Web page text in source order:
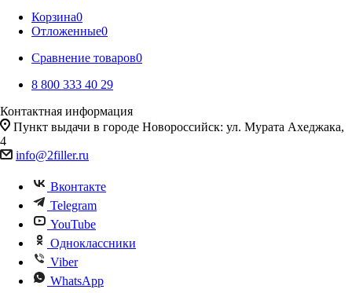
Корзина0
Отложенные0
Сравнение товаров0
8 800 333 40 29
Контактная информация
Пункт выдачи в городе Новороссийск: ул. Мурата Ахеджака,
4
info@2filler.ru
Вконтакте
Telegram
YouTube
Одноклассники
Viber
WhatsApp